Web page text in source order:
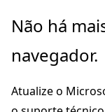
Pular
o
principal
Ignore
passe
a
Não há
navegador.
Atualize o